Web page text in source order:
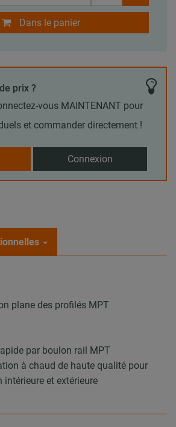
Dans le panier
prix ?
vous MAINTENANT pour
et commander directement !
Connexion
plane des profilés MPT
par boulon rail MPT
à chaud de haute qualité pour
et extérieure